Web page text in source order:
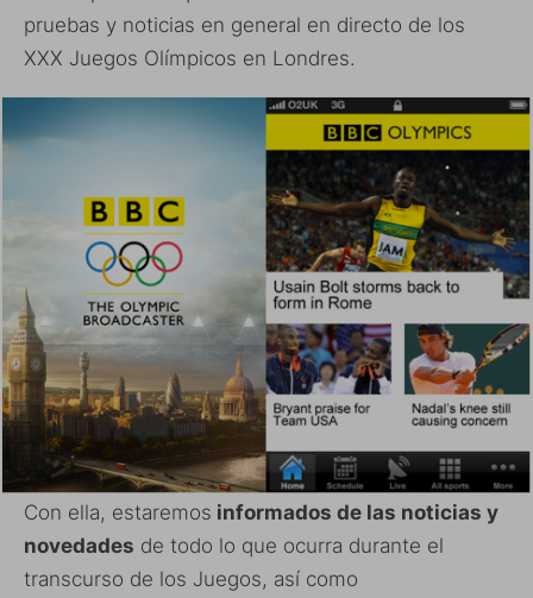
pruebas y noticias en general en directo de los
XXX Juegos Olímpicos en Londres.
Con ella, estaremos informados de las noticias y
novedades de todo lo que ocurra durante el
transcurso de los Juegos, así como